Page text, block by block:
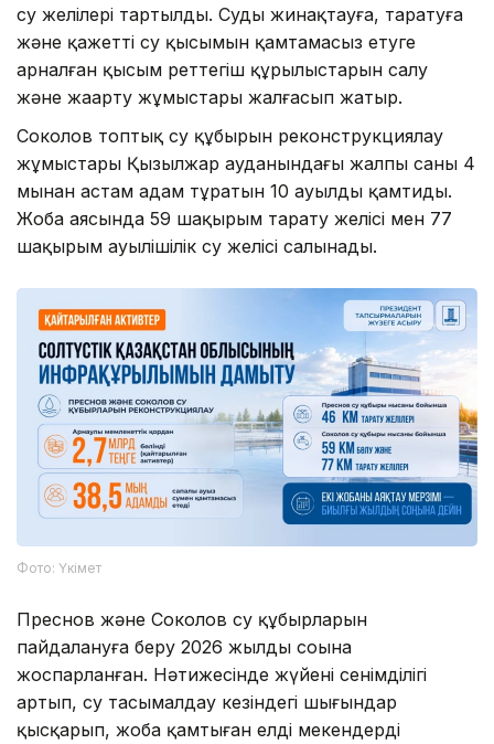
су желілері тартылды. Суды жинақтауға, таратуға
және қажетті су қысымын қамтамасыз етуге
арналған қысым реттегіш құрылыстарын салу
және жаңарту жұмыстары жалғасып жатыр.
Соколов топтық су құбырын реконструкциялау
жұмыстары Қызылжар ауданындағы жалпы саны 4
мыңнан астам адам тұратын 10 ауылды қамтиды.
Жоба аясында 59 шақырым тарату желісі мен 77
шақырым ауылішілік су желісі салынады.
Фото: Үкімет
Преснов және Соколов су құбырларын
пайдалануға беру 2026 жылдың соңына
жоспарланған. Нәтижесінде жүйенің сенімділігі
артып, су тасымалдау кезіндегі шығындар
қысқарып, жоба қамтыған елді мекендердің